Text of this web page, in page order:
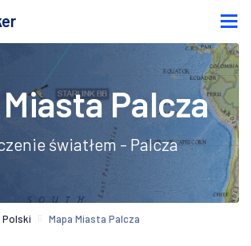
Palcza
światłem - Palcza
Polski Mapa Miasta Palcza